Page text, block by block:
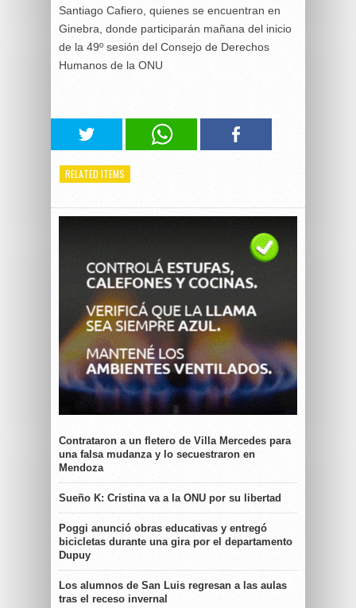
Santiago Cafiero, quienes se encuentran en
Ginebra, donde participarán mañana del inicio
de la 49º sesión del Consejo de Derechos
Humanos de la ONU
RELATED ITEMS
Contrataron a un fletero de Villa Mercedes para
una falsa mudanza y lo secuestraron en
Mendoza
Sueño K: Cristina va a la ONU por su libertad
Poggi anunció obras educativas y entregó
bicicletas durante una gira por el departamento
Dupuy
Los alumnos de San Luis regresan a las aulas
tras el receso invernal